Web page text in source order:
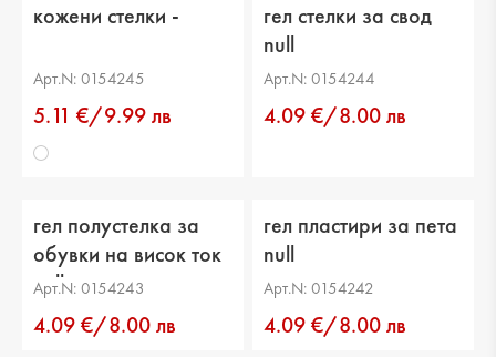
кожени стелки -
Арт.N: 0154245
5.11 €/9.99 лв
гел стелки за свод
null
Арт.N: 0154244
4.09 €/8.00 лв
гел полустелка за
обувки на висок ток
null
Арт.N: 0154243
4.09 €/8.00 лв
гел пластири за пета
null
Арт.N: 0154242
4.09 €/8.00 лв